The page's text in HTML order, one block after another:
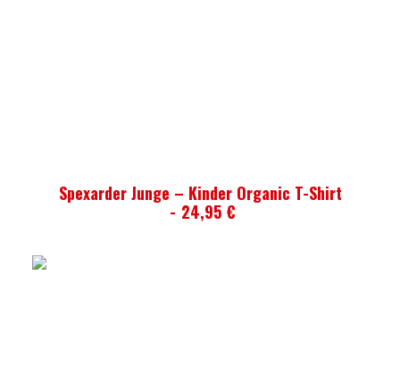
AUSFÜHRUNG WÄHLEN
Spexarder Junge – Kinder Organic T-Shirt
24,95 €